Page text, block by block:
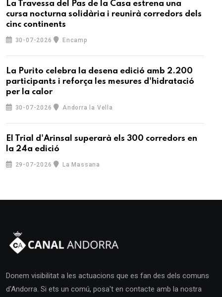
La Travessa del Pas de la Casa estrena una
cursa nocturna solidària i reunirà corredors dels
cinc continents
30-07-2026 Encamp
La Purito celebra la desena edició amb 2.200
participants i reforça les mesures d'hidratació
per la calor
30-07-2026 Andorra la Vella
El Trial d'Arinsal superarà els 300 corredors en
la 24a edició
29-07-2026 La Massana
Donem visibilitat a les actuacions que es fan des dels comuns
d'Andorra. Si ets un comú, posa't en contacte amb la nostra